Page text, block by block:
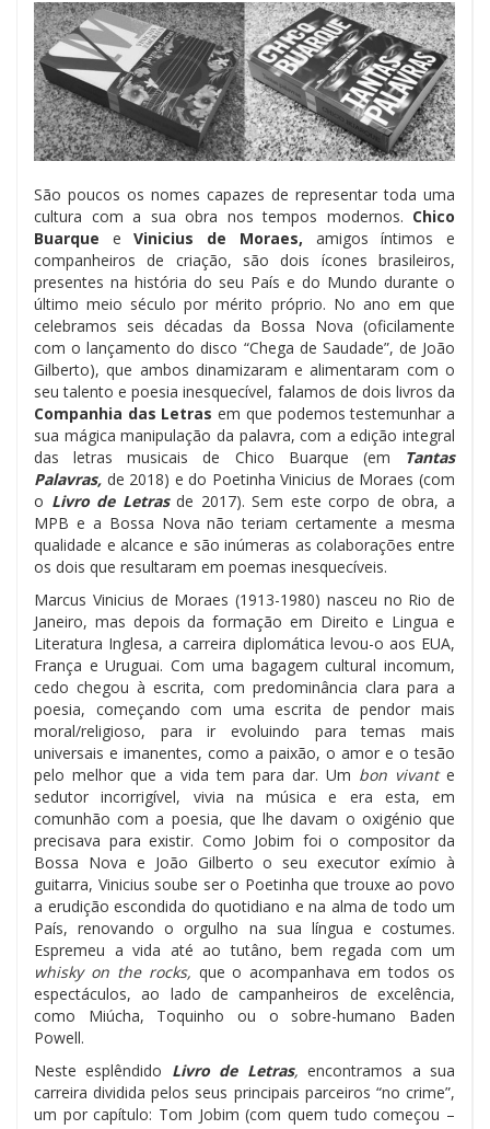
São poucos os nomes capazes de representar toda uma
cultura com a sua obra nos tempos modernos. Chico
Buarque eVinicius de Moraes, amigos íntimos e
companheiros de criação, são dois ícones brasileiros,
presentes na história do seu País e do Mundo durante o
último meio século por mérito próprio. No ano em que
celebramos seis décadas da Bossa Nova (oficilamente
com o lançamento do disco “Chega de Saudade”, de João
Gilberto), que ambos dinamizaram e alimentaram com o
seu talento e poesia inesquecível, falamos de dois livros da
Companhia das Letras em que podemos testemunhar a
sua mágica manipulação da palavra, com a edição integral
das letras musicais de Chico Buarque (em
Tantas
Palavras, de 2018) e do Poetinha Vinicius de Moraes (com
o Livro de Letrasde 2017). Sem este corpo de obra, a
MPB e a Bossa Nova não teriam certamente a mesma
qualidade e alcance e são inúmeras as colaborações entre
os dois que resultaram em poemas inesquecíveis.
Marcus Vinicius de Moraes (1913-1980) nasceu no Rio de
Janeiro, mas depois da formação em Direito e Lingua e
Literatura Inglesa, a carreira diplomática levou-o aos EUA,
França e Uruguai. Com uma bagagem cultural incomum,
cedo chegou à escrita, com predominância clara para a
poesia, começando com uma escrita de pendor mais
moral/religioso, para ir evoluindo para temas mais
universais e imanentes, como a paixão, o amor e o tesão
pelo melhor que a vida tem para dar. Um bon vivante
sedutor incorrigível, vivia na música e era esta, em
comunhão com a poesia, que lhe davam o oxigénio que
precisava para existir. Como Jobim foi o compositor da
Bossa Nova e João Gilberto o seu executor exímio à
guitarra, Vinicius soube ser o Poetinha que trouxe ao povo
a erudição escondida do quotidiano e na alma de todo um
País, renovando o orgulho na sua língua e costumes.
Espremeu a vida até ao tutâno, bem regada com um
whisky on the rocks, que o acompanhava em todos os
espectáculos, ao lado de campanheiros de excelência,
como Miúcha, Toquinho ou o sobre-humano Baden
Powell.
Neste esplêndido Livro de Letras,encontramos a sua
carreira dividida pelos seus principais parceiros “no crime”,
um por capítulo: Tom Jobim (com quem tudo começou –